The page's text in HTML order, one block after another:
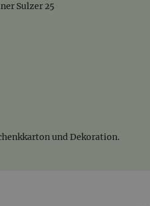
Sulzer 25
und Dekoration.